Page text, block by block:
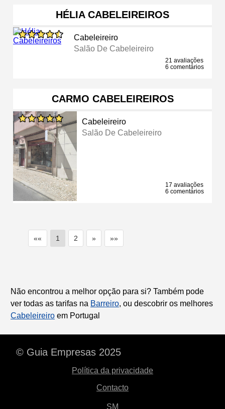
HÉLIA CABELEIREIROS
Cabeleireiro
Salão De Cabeleireiro
21 avaliações
6 comentários
CARMO CABELEIREIROS
Cabeleireiro
Salão De Cabeleireiro
17 avaliações
6 comentários
«« 1 2 » »»
Não encontrou a melhor opção para si? Também pode
ver todas as tarifas na Barreiro, ou descobrir os melhores
Cabeleireiro em Portugal
© Guia Empresas 2025
Política da privacidade
Contacto
SM